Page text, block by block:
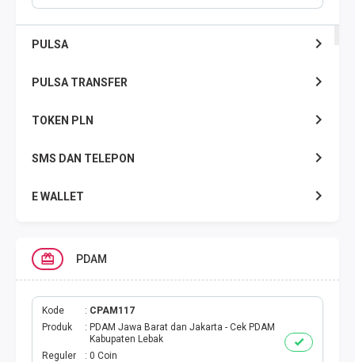
PULSA
PULSA TRANSFER
TOKEN PLN
SMS DAN TELEPON
E WALLET
DATA TELKOMSEL
DATA AXIS
DATA TRI
PDAM
Kode
CPAM117
Produk
PDAM Jawa Barat dan Jakarta - Cek PDAM
Kabupaten Lebak
Reguler
0 Coin